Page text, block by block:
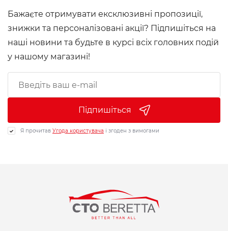
Бажаєте отримувати ексклюзивні пропозиції,
знижки та персоналізовані акції? Підпишіться на
наші новини та будьте в курсі всіх головних подій
у нашому магазині!
Підпишіться
Я прочитав Угода користувача і згоден з вимогами